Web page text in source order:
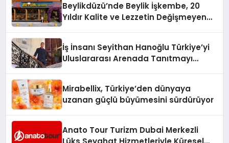
Beylikdüzü’nde Beylik İşkembe, 20
Yıldır Kalite ve Lezzetin Değişmeyen
İş İnsanı Seyithan Hanoğlu Türkiye’yi
Uluslararası Arenada Tanıtmayı
Mirabellix, Türkiye’den dünyaya
uzanan güçlü büyümesini sürdürüyor
Anato Tour Turizm Dubai Merkezli